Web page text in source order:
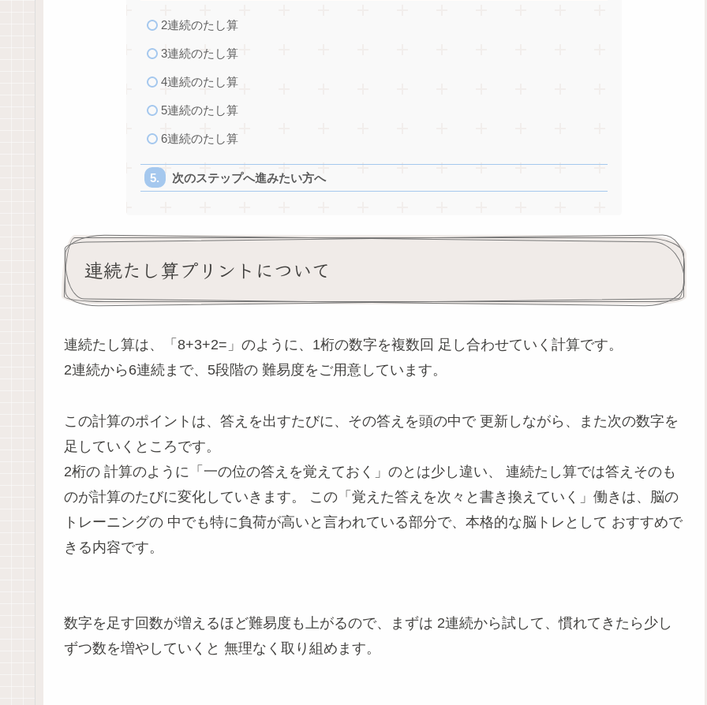
2連続のたし算
3連続のたし算
4連続のたし算
5連続のたし算
6連続のたし算
次のステップへ進みたい方へ
連続たし算プリントについて
連続たし算は、「8+3+2=」のように、1桁の数字を複数回 足し合わせていく計算です。
2連続から6連続まで、5段階の 難易度をご用意しています。
この計算のポイントは、答えを出すたびに、その答えを頭の中で 更新しながら、また次の数字を
足していくところです。
2桁の 計算のように「一の位の答えを覚えておく」のとは少し違い、 連続たし算では答えそのも
のが計算のたびに変化していきます。 この「覚えた答えを次々と書き換えていく」働きは、脳の
トレーニングの 中でも特に負荷が高いと言われている部分で、本格的な脳トレとして おすすめで
きる内容です。
数字を足す回数が増えるほど難易度も上がるので、まずは 2連続から試して、慣れてきたら少し
ずつ数を増やしていくと 無理なく取り組めます。